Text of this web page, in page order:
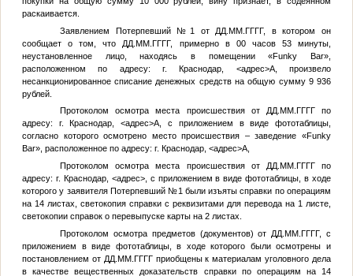
раскаивается.
Заявлением Потерпевший №1 от ДД.ММ.ГГГГ, в котором он
сообщает о том, что ДД.ММ.ГГГГ, примерно в 00 часов 53 минуты,
неустановленное лицо, находясь в помещении «Funky Bar»,
расположенном по адресу: г. Краснодар, <адрес>А, произвело
несанкционированное списание денежных средств на общую сумму 9 936
рублей.
Протоколом осмотра места происшествия от ДД.ММ.ГГГГпо
адресу: г. Краснодар,<адрес>А, с приложением в виде фототаблицы,
согласно которого осмотрено место происшествия – заведение «Funky
Bar», расположенное по адресу: г. Краснодар, <адрес>А,
Протоколом осмотра места происшествия от ДД.ММ.ГГГГпо
адресу: г. Краснодар, <адрес>, с приложением в виде фототаблицы, в ходе
которого у заявителя Потерпевший №1 были изъяты справки по операциям
на 14 листах, светокопия справки с реквизитами для перевода на 1 листе,
светокопии справок о перевыпуске карты на 2 листах.
Протоколом осмотра предметов (документов) от ДД.ММ.ГГГГ, с
приложением в виде фототаблицы, в ходе которого были осмотрены и
постановлением от ДД.ММ.ГГГГприобщены к материалам уголовного дела
в качестве вещественных доказательств справки по операциям на 14